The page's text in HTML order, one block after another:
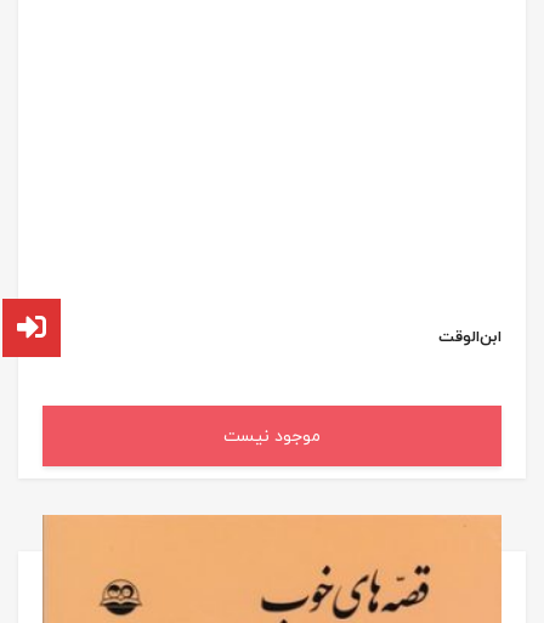
ابن‌الوقت
موجود نیست